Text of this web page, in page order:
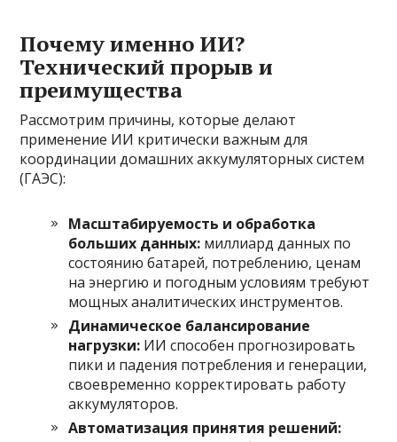
Почему именно ИИ?
Технический прорыв и
преимущества
Рассмотрим причины, которые делают
применение ИИ критически важным для
координации домашних аккумуляторных систем
(ГАЭС):
Масштабируемость и обработка
больших данных: миллиард данных по
состоянию батарей, потреблению, ценам
на энергию и погодным условиям требуют
мощных аналитических инструментов.
Динамическое балансирование
нагрузки: ИИ способен прогнозировать
пики и падения потребления и генерации,
своевременно корректировать работу
аккумуляторов.
Автоматизация принятия решений: